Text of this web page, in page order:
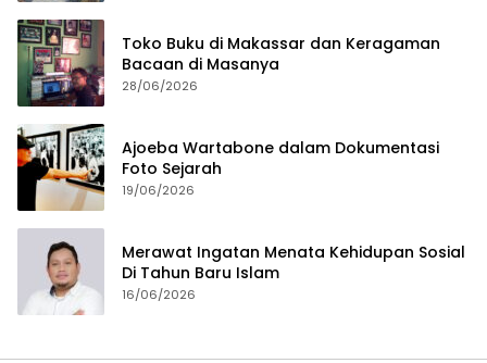
Toko Buku di Makassar dan Keragaman
Bacaan di Masanya
28/06/2026
Ajoeba Wartabone dalam Dokumentasi
Foto Sejarah
19/06/2026
Merawat Ingatan Menata Kehidupan Sosial
Di Tahun Baru Islam
16/06/2026